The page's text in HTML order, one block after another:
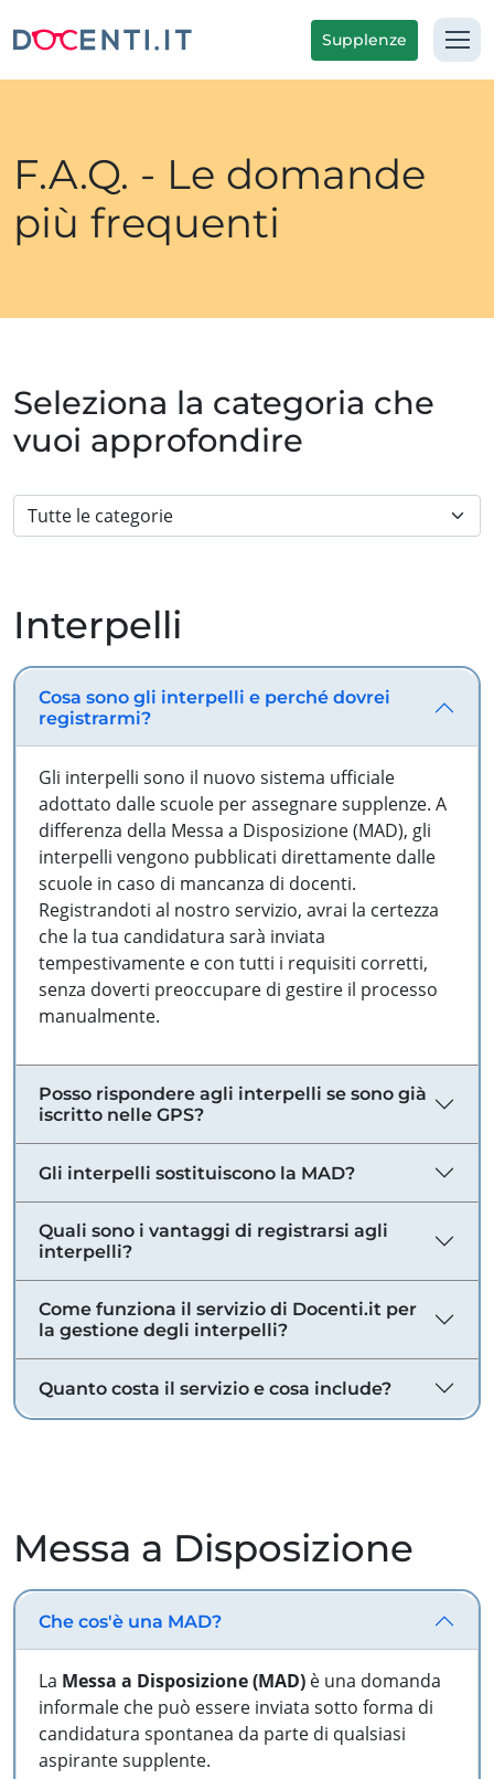
Supplenze
F.A.Q. - Le domande
più frequenti
Seleziona la categoria che
vuoi approfondire
Interpelli
Cosa sono gli interpelli e perché dovrei
registrarmi?
Gli interpelli sono il nuovo sistema ufficiale
adottato dalle scuole per assegnare supplenze. A
differenza della Messa a Disposizione (MAD), gli
interpelli vengono pubblicati direttamente dalle
scuole in caso di mancanza di docenti.
Registrandoti al nostro servizio, avrai la certezza
che la tua candidatura sarà inviata
tempestivamente e con tutti i requisiti corretti,
senza doverti preoccupare di gestire il processo
manualmente.
Posso rispondere agli interpelli se sono già
iscritto nelle GPS?
Gli interpelli sostituiscono la MAD?
Quali sono i vantaggi di registrarsi agli
interpelli?
Come funziona il servizio di Docenti.it per
la gestione degli interpelli?
Quanto costa il servizio e cosa include?
Messa a Disposizione
Che cos'è una MAD?
La Messa a Disposizione (MAD) è una domanda
informale che può essere inviata sotto forma di
candidatura spontanea da parte di qualsiasi
aspirante supplente.